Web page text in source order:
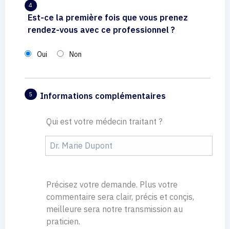
4
Est-ce la première fois que vous prenez
rendez-vous avec ce professionnel ?
Oui Non
5 Informations complémentaires
Qui est votre médecin traitant ?
Précisez votre demande. Plus votre
commentaire sera clair, précis et conçis,
meilleure sera notre transmission au
praticien.